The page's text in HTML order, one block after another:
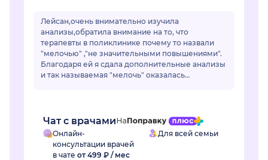
Лейсан,очень внимательно изучила
анализы,обратила внимание на то, что
терапевты в поликлинике почему то назвали
"мелочью" ,"не значительными повышениями".
Благодаря ей я сдала дополнительные анализы
и так называемая "мелочь" оказалась
Чат с врачами
Онлайн-
консультации врачей
в чате от 499 ₽ / мес
Для всей семьи